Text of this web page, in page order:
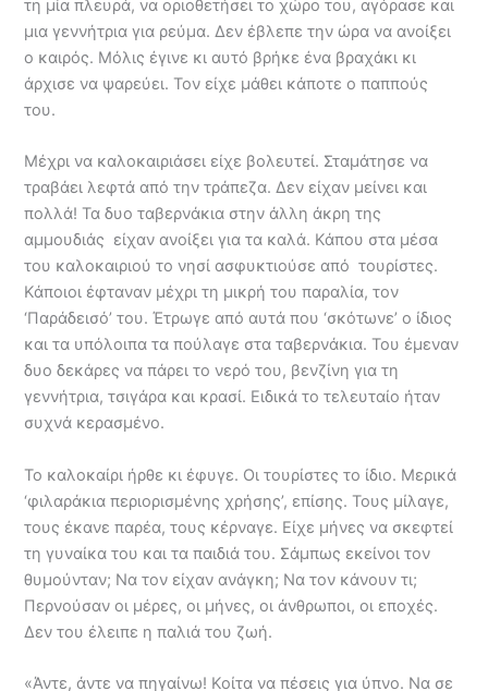
τη μία πλευρά, να οριοθετήσει το χώρο του, αγόρασε και
μια γεννήτρια για ρεύμα. Δεν έβλεπε την ώρα να ανοίξει
ο καιρός. Μόλις έγινε κι αυτό βρήκε ένα βραχάκι κι
άρχισε να ψαρεύει. Τον είχε μάθει κάποτε ο παππούς
του.
Μέχρι να καλοκαιριάσει είχε βολευτεί. Σταμάτησε να
τραβάει λεφτά από την τράπεζα. Δεν είχαν μείνει και
πολλά! Τα δυο ταβερνάκια στην άλλη άκρη της
αμμουδιάς είχαν ανοίξει για τα καλά. Κάπου στα μέσα
του καλοκαιριού το νησί ασφυκτιούσε από τουρίστες.
Κάποιοι έφταναν μέχρι τη μικρή του παραλία, τον
‘Παράδεισό’ του. Έτρωγε από αυτά που ‘σκότωνε’ ο ίδιος
και τα υπόλοιπα τα πούλαγε στα ταβερνάκια. Του έμεναν
δυο δεκάρες να πάρει το νερό του, βενζίνη για τη
γεννήτρια, τσιγάρα και κρασί. Ειδικά το τελευταίο ήταν
συχνά κερασμένο.
Το καλοκαίρι ήρθε κι έφυγε. Οι τουρίστες το ίδιο. Μερικά
‘φιλαράκια περιορισμένης χρήσης’, επίσης. Τους μίλαγε,
τους έκανε παρέα, τους κέρναγε. Είχε μήνες να σκεφτεί
τη γυναίκα του και τα παιδιά του. Σάμπως εκείνοι τον
θυμούνταν; Να τον είχαν ανάγκη; Να τον κάνουν τι;
Περνούσαν οι μέρες, οι μήνες, οι άνθρωποι, οι εποχές.
Δεν του έλειπε η παλιά του ζωή.
«Άντε, άντε να πηγαίνω! Κοίτα να πέσεις για ύπνο. Να σε